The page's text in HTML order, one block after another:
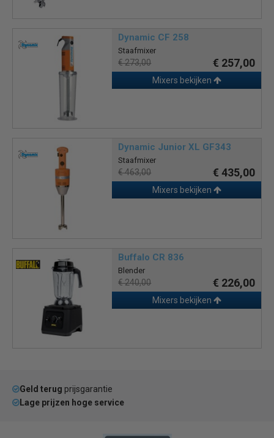
Dynamic CF 258
Staafmixer
€ 273,00 € 257,00
Mixers bekijken
Dynamic Junior XL GF343
Staafmixer
€ 463,00 € 435,00
Mixers bekijken
Buffalo CR 836
Blender
€ 240,00 € 226,00
Mixers bekijken
Geld terug prijsgarantie
Lage prijzen hoge service